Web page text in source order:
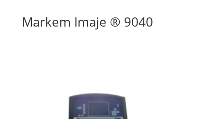
Markem Imaje ® 9040